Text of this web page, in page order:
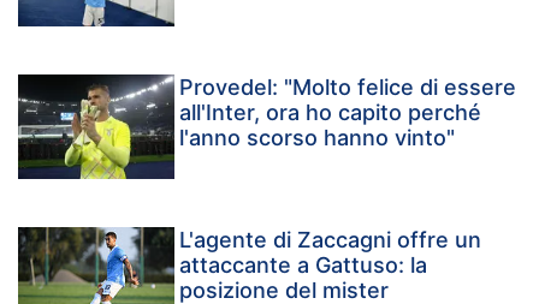
Provedel: "Molto felice di essere
all'Inter, ora ho capito perché
l'anno scorso hanno vinto"
L'agente di Zaccagni offre un
attaccante a Gattuso: la
posizione del mister